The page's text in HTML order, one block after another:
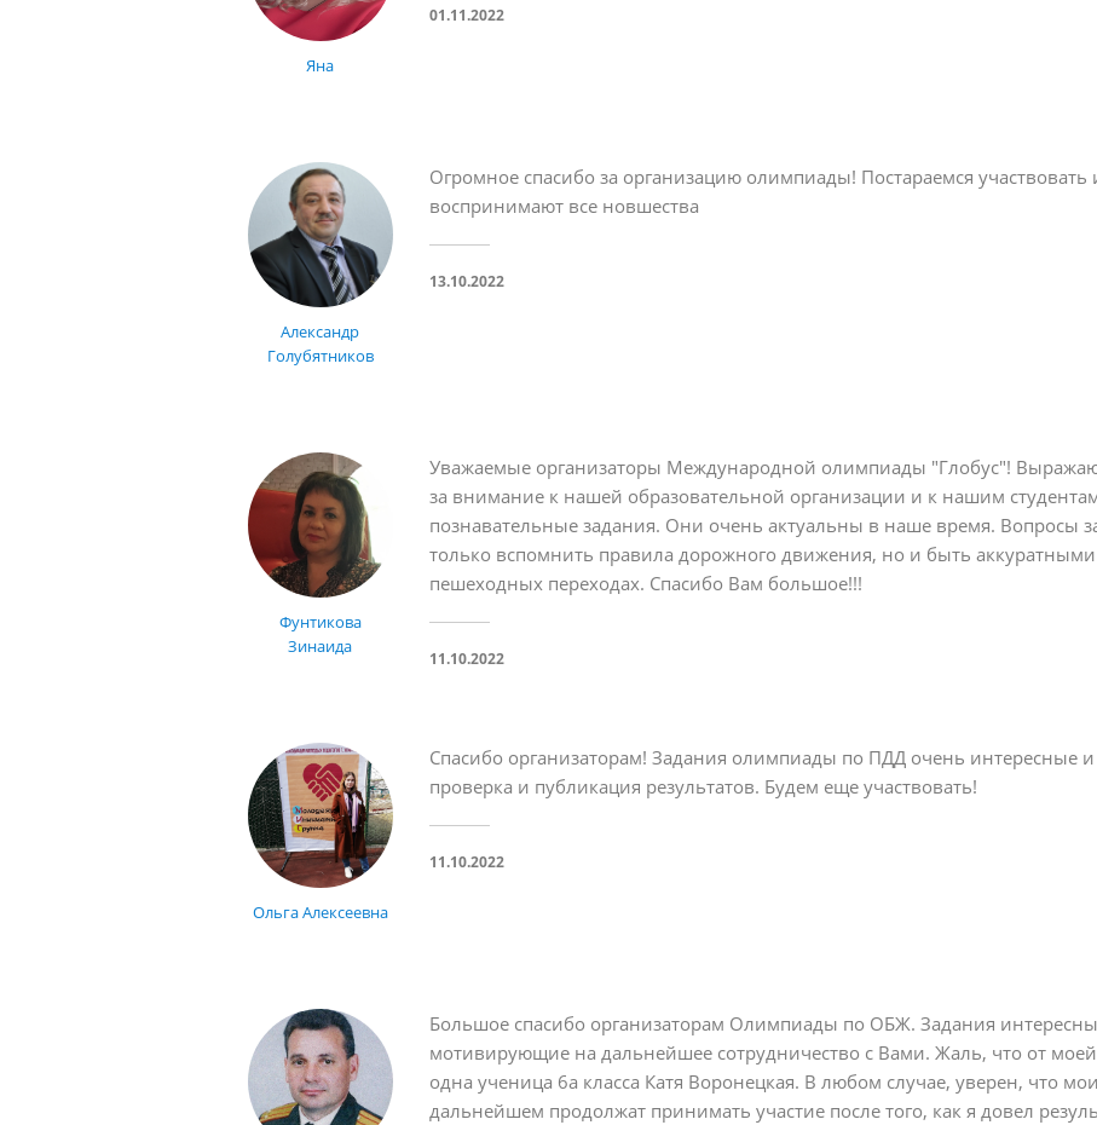
Яна
01.11.2022
Александр
Голубятников
Огромное спасибо за организацию олимпиады! Постараемся участвовать
воспринимают все новшества
13.10.2022
Фунтикова
Зинаида
Уважаемые организаторы Международной олимпиады "Глобус"!
за внимание к нашей образовательной организации и к нашим
познавательные задания. Они очень актуальны в наше время. Вопросы
только вспомнить правила дорожного движения, но и быть
пешеходных переходах. Спасибо Вам большое!!!
11.10.2022
Ольга Алексеевна
Спасибо организаторам! Задания олимпиады по ПДД очень интересные
проверка и публикация результатов. Будем еще участвовать!
11.10.2022
Большое спасибо организаторам Олимпиады по ОБЖ. Задания
мотивирующие на дальнейшее сотрудничество с Вами. Жаль, что от
одна ученица 6а класса Катя Воронецкая. В любом случае, уверен, что
дальнейшем продолжат принимать участие после того, как я довел